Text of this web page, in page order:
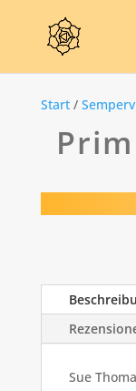
Start/
Sue